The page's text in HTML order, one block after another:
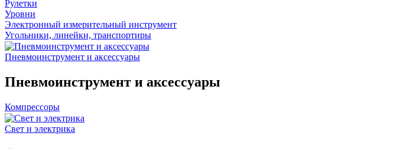
Рулетки
Уровни
Электронный измерительный инструмент
Угольники, линейки, транспортиры
Пневмоинструмент и аксессуары
Пневмоинструмент и аксессуары
Компрессоры
Свет и электрика